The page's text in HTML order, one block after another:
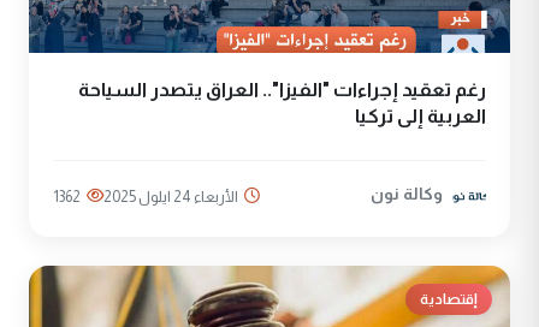
رغم تعقيد إجراءات "الفيزا".. العراق يتصدر السياحة
العربية إلى تركيا
وكالة نون الأربعاء 24 ايلول 2025 1362
إقتصادية